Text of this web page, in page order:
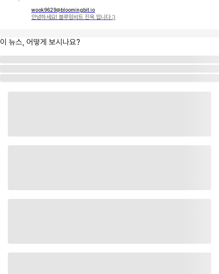
wook9629@bloomingbit.io
안녕하세요! 블루밍비트 진욱 입니다 :)
이 뉴스, 어떻게 보시나요?